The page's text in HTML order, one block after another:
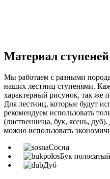
Материал ступеней
Мы работаем с разными
наших лестниц ступенями.
характерный рисунок, так же
Для лестниц, которые будут
рекомендуем использовать
(лиственница, бук, ясень,
можно использовать
Сосна
Бук полосатый
Дуб